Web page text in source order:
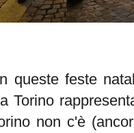
queste feste
Torino
non c'è